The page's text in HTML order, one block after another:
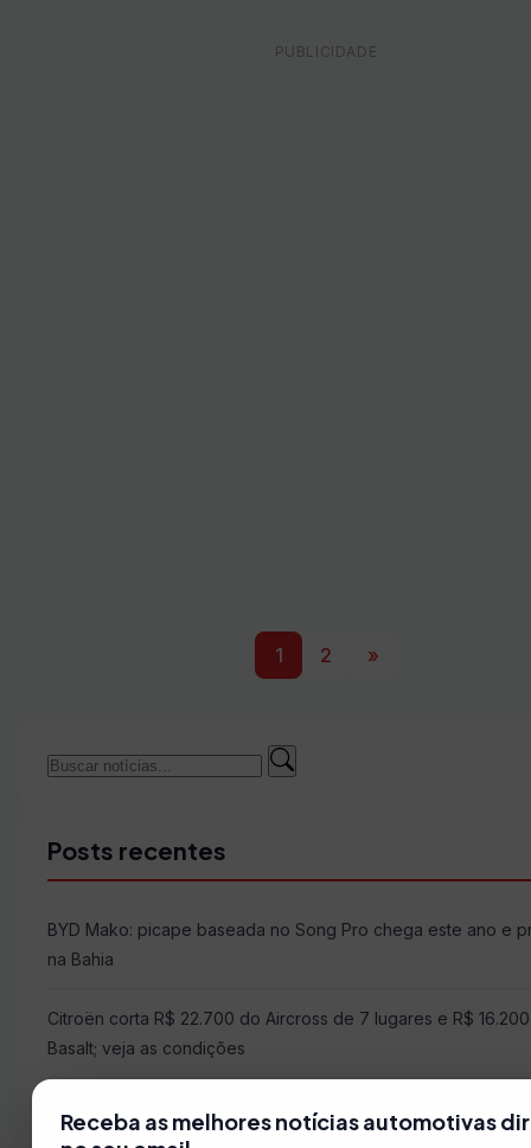
1 2 »
Buscar
Buscar
Posts recentes
BYD Mako: picape baseada no Song Pro chega este ano e
na Bahia
Citroën corta R$ 22.700 do Aircross de 7 lugares e R$
Basalt; veja as condições
Receba as melhores notícias automotivas